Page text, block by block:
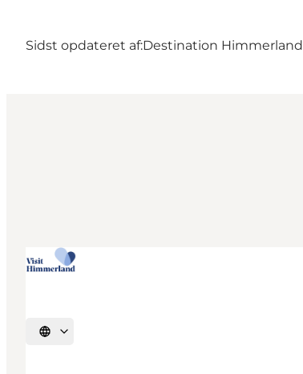
Sidst opdateret af:Destination Himmerland
Vælg sprog